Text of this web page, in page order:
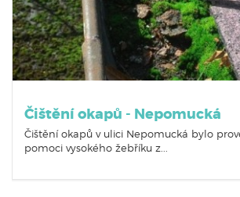
Čištění okapů - Nepomucká
Čištění okapů v ulici Nepomucká bylo
pomoci vysokého žebříku z...